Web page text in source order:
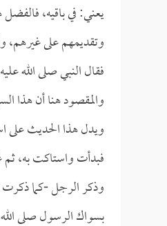
يعني: في باقيه،
وتقديمهم على
فقال النبي صلى الله
والمقصود هنا أن هذا
ويدل هذا الحديث
فبدأت واستاكت به، ثم
وذكر الرجل -كما
بسواك الرسول صلى